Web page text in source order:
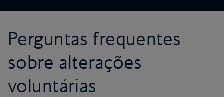
Perguntas frequentes
sobre alterações
voluntárias